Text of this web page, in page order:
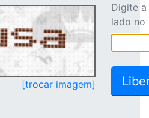
[trocar imagem]
Digite
lado no